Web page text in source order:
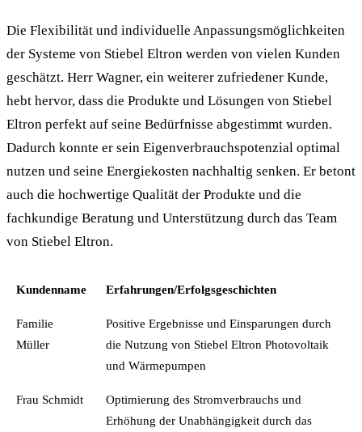
Die Flexibilität und individuelle Anpassungsmöglichkeiten
der Systeme von Stiebel Eltron werden von vielen Kunden
geschätzt. Herr Wagner, ein weiterer zufriedener Kunde,
hebt hervor, dass die Produkte und Lösungen von Stiebel
Eltron perfekt auf seine Bedürfnisse abgestimmt wurden.
Dadurch konnte er sein Eigenverbrauchspotenzial optimal
nutzen und seine Energiekosten nachhaltig senken. Er betont
auch die hochwertige Qualität der Produkte und die
fachkundige Beratung und Unterstützung durch das Team
von Stiebel Eltron.
Kundenname Erfahrungen/Erfolgsgeschichten
Familie
Müller
Positive Ergebnisse und Einsparungen durch
die Nutzung von Stiebel Eltron Photovoltaik
und Wärmepumpen
Frau Schmidt
Optimierung des Stromverbrauchs und
Erhöhung der Unabhängigkeit durch das